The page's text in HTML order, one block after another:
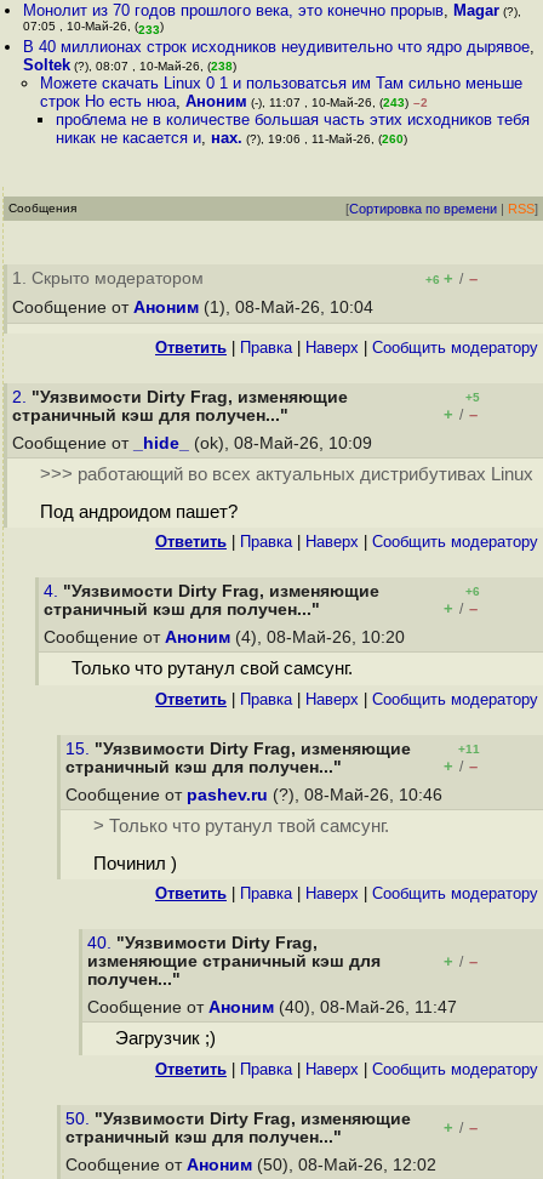
Монолит из 70 годов прошлого века, это конечно прорыв, Magar (?),
07:05 , 10-Май-26, (233)
В 40 миллионах строк исходников неудивительно что ядро дырявое,
Soltek (?), 08:07 , 10-Май-26, (238)
Можете скачать Linux 0 1 и пользоватсья им Там сильно меньше
строк Но есть нюа, Аноним (-), 11:07 , 10-Май-26, (243) –2
проблема не в количестве большая часть этих исходников тебя
никак не касается и, нах. (?), 19:06 , 11-Май-26, (260)
Сообщения [Сортировка по времени | RSS]
1. Скрыто модератором +6 + / –
Сообщение от Аноним (1), 08-Май-26, 10:04
Ответить Правка| Наверх Cообщить модератору
2. "Уязвимости Dirty Frag, изменяющие
страничный кэш для получен..."
+5
+ / –
Сообщение от
_hide_ (ok), 08-Май-26, 10:09
>>> работающий во всех актуальных дистрибутивах Linux
Под андроидом пашет?
Ответить Правка| Наверх Cообщить модератору
4. "Уязвимости Dirty Frag, изменяющие
страничный кэш для получен..."
+6
+ / –
Сообщение от Аноним (4), 08-Май-26, 10:20
Только что рутанул свой самсунг.
Ответить Правка| Наверх Cообщить модератору
15. "Уязвимости Dirty Frag, изменяющие
страничный кэш для получен..."
+11
+ / –
Сообщение от pashev.ru (?), 08-Май-26, 10:46
> Только что рутанул твой самсунг.
Починил )
Ответить Правка| Наверх Cообщить модератору
40. "Уязвимости Dirty Frag,
изменяющие страничный кэш для
получен..."
+ / –
Сообщение от Аноним (40), 08-Май-26, 11:47
Эагрузчик ;)
Ответить Правка| Наверх Cообщить модератору
50. "Уязвимости Dirty Frag, изменяющие
страничный кэш для получен..."
+ / –
Сообщение от Аноним (50), 08-Май-26, 12:02